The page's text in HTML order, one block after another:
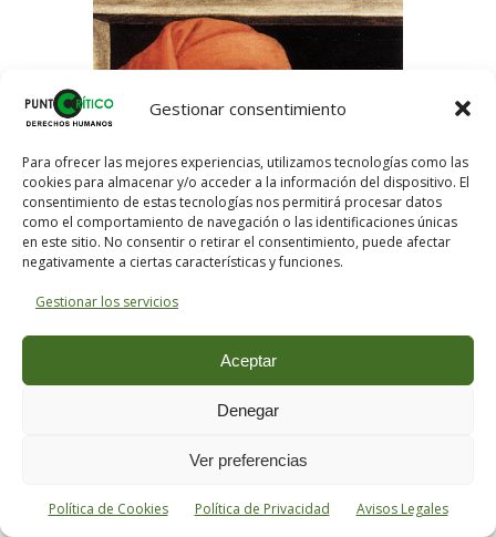
Gestionar consentimiento
Para ofrecer las mejores experiencias, utilizamos tecnologías como las
cookies para almacenar y/o acceder a la información del dispositivo. El
consentimiento de estas tecnologías nos permitirá procesar datos
como el comportamiento de navegación o las identificaciones únicas
en este sitio. No consentir o retirar el consentimiento, puede afectar
negativamente a ciertas características y funciones.
Gestionar los servicios
Aceptar
Denegar
Ver preferencias
Política de Cookies Política de Privacidad Avisos Legales
un influyente pintor y arquitecto florentino
considerado precursor del Renacimiento.
Paolo Uccello
alrededor de 1450.